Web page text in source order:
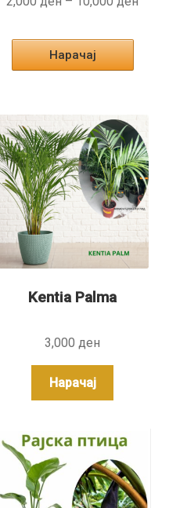
Нарачај
has
The
may
be
on
Kentia Palma
3,000ден
Нарачај